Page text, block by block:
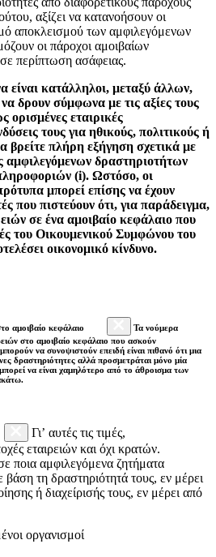
αξίζει να κατανοήσουν οι
αποκλεισμού των αμφιλεγόμενων
οι πάροχοι αμοιβαίων
περίπτωση ασάφειας.
είναι κατάλληλοι, μεταξύ άλλων,
δρουν σύμφωνα με τις αξίες τους
ορισμένες εταιρικές
τους για ηθικούς, πολιτικούς ή
βρείτε πλήρη εξήγηση σχετικά με
αμφιλεγόμενων δραστηριοτήτων
(i). Ωστόσο, οι
μπορεί επίσης να έχουν
που πιστεύουν ότι, για παράδειγμα,
σε ένα αμοιβαίο κεφάλαιο που
του Οικουμενικού Συμφώνου του
οικονομικό κίνδυνο.
αμοιβαίο κεφάλαιο
Τα νούμερα
στο αμοιβαίο κεφάλαιο που ασκούν
να συνοψιστούν επειδή είναι πιθανό ότι μια
δραστηριότητες αλλά προσμετράται μόνο μία
να είναι χαμηλότερο από το άθροισμα των
Γι’ αυτές τις τιμές,
εταιρειών και όχι κρατών.
ποια αμφιλεγόμενα ζητήματα
βάση τη δραστηριότητά τους, εν μέρει
ή διαχείρισής τους, εν μέρει από
οργανισμοί